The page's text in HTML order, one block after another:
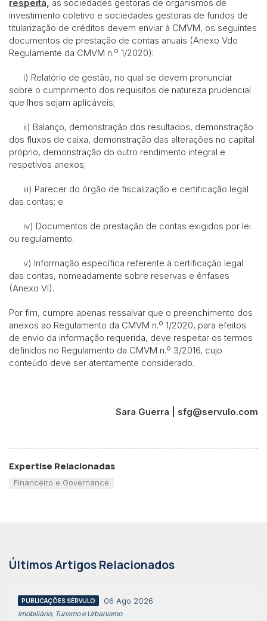
respeita, as sociedades gestoras de organismos de
investimento coletivo e sociedades gestoras de fundos de
titularização de créditos devem enviar à CMVM, os seguintes
documentos de prestação de contas anuais (Anexo Vdo
Regulamente da CMVM n.º 1/2020):
i) Relatório de gestão, no qual se devem pronunciar
sobre o cumprimento dos requisitos de natureza prudencial
que lhes sejam aplicáveis;
ii) Balanço, demonstração dos resultados, demonstração
dos fluxos de caixa, demonstração das alterações no capital
próprio, demonstração do outro rendimento integral e
respetivos anexos;
iii) Parecer do órgão de fiscalização e certificação legal
das contas; e
iv) Documentos de prestação de contas exigidos por lei
ou regulamento.
v) Informação específica referente à certificação legal
das contas, nomeadamente sobre reservas e ênfases
(Anexo VI).
Por fim, cumpre apenas ressalvar que o preenchimento dos
anexos ao Regulamento da CMVM n.º 1/2020, para efeitos
de envio da informação requerida, deve respeitar os termos
definidos no Regulamento da CMVM n.º 3/2016, cujo
conteúdo deve ser atentamente considerado.
Sara Guerra | sfg@servulo.com
Expertise Relacionadas
Financeiro e Governance
Últimos Artigos Relacionados
PUBLICAÇÕES SÉRVULO 06 Ago 2026
Imobiliário, Turismo e Urbanismo